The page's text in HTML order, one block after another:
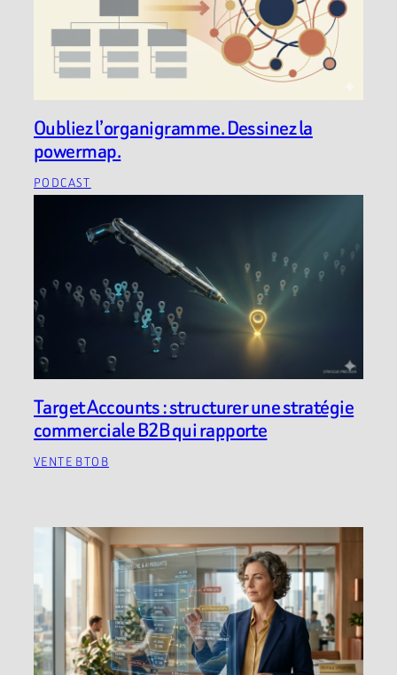
Oubliez l’organigramme. Dessinez la
powermap.
PODCAST
Target Accounts : structurer une stratégie
commerciale B2B qui rapporte
VENTE BTOB